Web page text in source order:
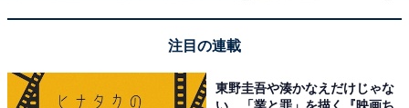
注目の連載
東野圭吾や湊かなえだけじゃな